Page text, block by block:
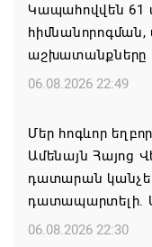
Կապահովվեն
աշխատանքները
06.08.2026 22:49
Մեր հոգևոր
Ամենայն Հայոց
դատարան
դատապարտելի.
06.08.2026 22:30